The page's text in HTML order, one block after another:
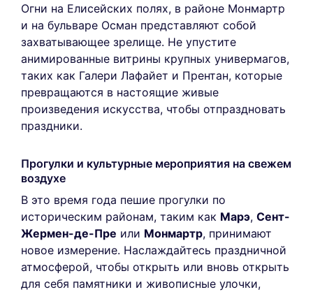
Огни на Елисейских полях, в районе Монмартр
и на бульваре Осман представляют собой
захватывающее зрелище. Не упустите
анимированные витрины крупных универмагов,
таких как Галери Лафайет и Прентан, которые
превращаются в настоящие живые
произведения искусства, чтобы отпраздновать
праздники.
Прогулки и культурные мероприятия на свежем
воздухе
В это время года пешие прогулки по
историческим районам, таким как Марэ, Сент-
Жермен-де-Пре или Монмартр, принимают
новое измерение. Наслаждайтесь праздничной
атмосферой, чтобы открыть или вновь открыть
для себя памятники и живописные улочки,